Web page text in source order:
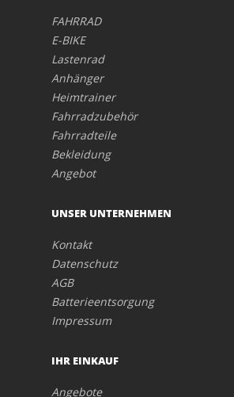
FAHRRAD
E-BIKE
Lastenrad
Anhänger
Heimtrainer
Fahrradzubehör
Fahrradteile
Bekleidung
Angebot
UNSER UNTERNEHMEN
Kontakt
Datenschutz
AGB
Batterieentsorgung
Impressum
IHR EINKAUF
Angebote